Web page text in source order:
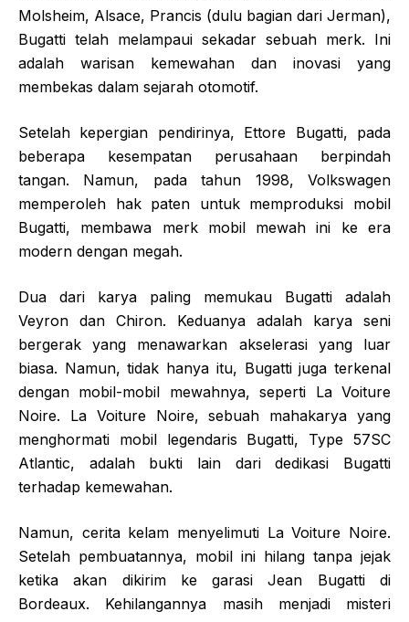
Molsheim, Alsace, Prancis (dulu bagian dari Jerman),
Bugatti telah melampaui sekadar sebuah merk. Ini
adalah warisan kemewahan dan inovasi yang
membekas dalam sejarah otomotif.
Setelah kepergian pendirinya, Ettore Bugatti, pada
beberapa kesempatan perusahaan berpindah
tangan. Namun, pada tahun 1998, Volkswagen
memperoleh hak paten untuk memproduksi mobil
Bugatti, membawa merk mobil mewah ini ke era
modern dengan megah.
Dua dari karya paling memukau Bugatti adalah
Veyron dan Chiron. Keduanya adalah karya seni
bergerak yang menawarkan akselerasi yang luar
biasa. Namun, tidak hanya itu, Bugatti juga terkenal
dengan mobil-mobil mewahnya, seperti La Voiture
Noire. La Voiture Noire, sebuah mahakarya yang
menghormati mobil legendaris Bugatti, Type 57SC
Atlantic, adalah bukti lain dari dedikasi Bugatti
terhadap kemewahan.
Namun, cerita kelam menyelimuti La Voiture Noire.
Setelah pembuatannya, mobil ini hilang tanpa jejak
ketika akan dikirim ke garasi Jean Bugatti di
Bordeaux. Kehilangannya masih menjadi misteri